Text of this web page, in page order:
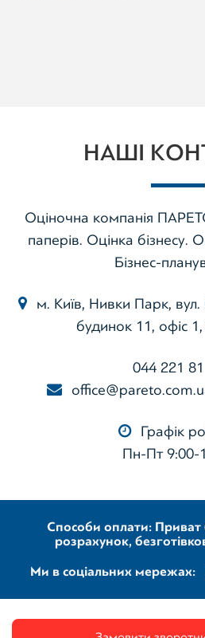
НАШІ
Оціночна компанія
паперів. Оцінка бізнесу.
Бізнес-
м. Київ, Нивки Парк,
будинок 11, офіс
044 221
Графік
Пн-Пт 9:00-
Способи оплати: Приват
розрахунок,
Ми в соціальних мережах: